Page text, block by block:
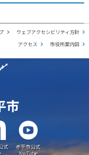
ウェブアクセシビリティ方針
アクセス
市役所案内図
市
式
赤平市公式
YouTube